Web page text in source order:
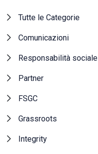
Tutte le Categorie
Comunicazioni
Responsabilità sociale
Partner
FSGC
Grassroots
Integrity